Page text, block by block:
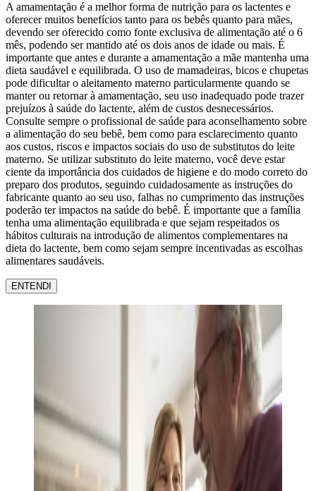
A amamentação é a melhor forma de nutrição para os lactentes e
oferecer muitos benefícios tanto para os bebês quanto para mães,
devendo ser oferecido como fonte exclusiva de alimentação até o 6
mês, podendo ser mantido até os dois anos de idade ou mais. É
importante que antes e durante a amamentação a mãe mantenha uma
dieta saudável e equilibrada. O uso de mamadeiras, bicos e chupetas
pode dificultar o aleitamento materno particularmente quando se
manter ou retornar à amamentação, seu uso inadequado pode trazer
prejuízos à saúde do lactente, além de custos desnecessários.
Consulte sempre o profissional de saúde para aconselhamento sobre
a alimentação do seu bebê, bem como para esclarecimento quanto
aos custos, riscos e impactos sociais do uso de substitutos do leite
materno. Se utilizar substituto do leite materno, você deve estar
ciente da importância dos cuidados de higiene e do modo correto do
preparo dos produtos, seguindo cuidadosamente as instruções do
fabricante quanto ao seu uso, falhas no cumprimento das instruções
poderão ter impactos na saúde do bebê. É importante que a família
tenha uma alimentação equilibrada e que sejam respeitados os
hábitos culturais na introdução de alimentos complementares na
dieta do lactente, bem como sejam sempre incentivadas as escolhas
alimentares saudáveis.
ENTENDI